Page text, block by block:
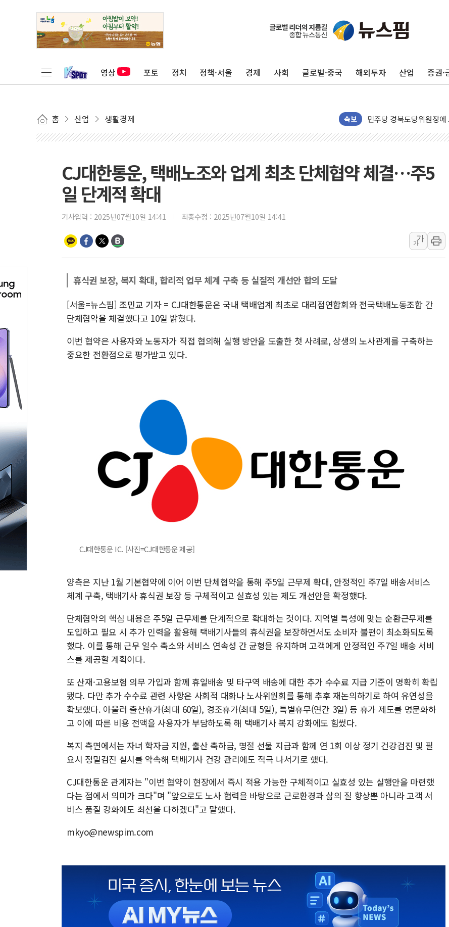
영상 포토 정치 정책·서울 경제 사회 글로벌·중국 해외투자 산업 증권·
홈 산업 생활경제 속보
125mm 폭우 쏟아진 울진
평택 진위면 공장서 질식
상주 낙동강 선착장 하류
[종합] 김민석, 정청래에
인천서 말다툼 중 어머니
김민석, 강원·대구·경북
[속보] 민주, 경북 경선 결
[속보] 민주, 대구 경선 결
[속보] 민주, 강원 경선
정재헌 CEO, SKT 장기
최태원, 노소영에 9440
하나금융, 명동 소상공인
인천시 광복절 현수막 '
병무청, 보충역 전면 손
홈플러스發 대형마트
윤준병·이해민 의원, '정
'호우·산사태 주의보' 울
CJ대한통운, 택배노조와 업계 최초 단체협약 체결…주5
일 단계적 확대
기사입력 : 2025년07월10일 14:41 최종수정 : 2025년07월10일 14:41
가
가
휴식권 보장, 복지 확대, 합리적 업무 체계 구축 등 실질적 개선안 합의 도달
[서울=뉴스핌] 조민교 기자 = CJ대한통운은 국내 택배업계 최초로 대리점연합회와 전국택배노동조합 간
단체협약을 체결했다고 10일 밝혔다.
이번 협약은 사용자와 노동자가 직접 협의해 실행 방안을 도출한 첫 사례로, 상생의 노사관계를 구축하는
중요한 전환점으로 평가받고 있다.
CJ대한통운 IC. [사진=CJ대한통운 제공]
양측은 지난 1월 기본협약에 이어 이번 단체협약을 통해 주5일 근무제 확대, 안정적인 주7일 배송서비스
체계 구축, 택배기사 휴식권 보장 등 구체적이고 실효성 있는 제도 개선안을 확정했다.
단체협약의 핵심 내용은 주5일 근무제를 단계적으로 확대하는 것이다. 지역별 특성에 맞는 순환근무제를
도입하고 필요 시 추가 인력을 활용해 택배기사들의 휴식권을 보장하면서도 소비자 불편이 최소화되도록
했다. 이를 통해 근무 일수 축소와 서비스 연속성 간 균형을 유지하며 고객에게 안정적인 주7일 배송 서비
스를 제공할 계획이다.
또 산재·고용보험 의무 가입과 함께 휴일배송 및 타구역 배송에 대한 추가 수수료 지급 기준이 명확히 확립
됐다. 다만 추가 수수료 관련 사항은 사회적 대화나 노사위원회를 통해 추후 재논의하기로 하여 유연성을
확보했다. 아울러 출산휴가(최대 60일), 경조휴가(최대 5일), 특별휴무(연간 3일) 등 휴가 제도를 명문화하
고 이에 따른 비용 전액을 사용자가 부담하도록 해 택배기사 복지 강화에도 힘썼다.
복지 측면에서는 자녀 학자금 지원, 출산 축하금, 명절 선물 지급과 함께 연 1회 이상 정기 건강검진 및 필
요시 정밀검진 실시를 약속해 택배기사 건강 관리에도 적극 나서기로 했다.
CJ대한통운 관계자는 "이번 협약이 현장에서 즉시 적용 가능한 구체적이고 실효성 있는 실행안을 마련했
다는 점에서 의미가 크다"며 "앞으로도 노사 협력을 바탕으로 근로환경과 삶의 질 향상뿐 아니라 고객 서
비스 품질 강화에도 최선을 다하겠다"고 말했다.
mkyo@newspim.com